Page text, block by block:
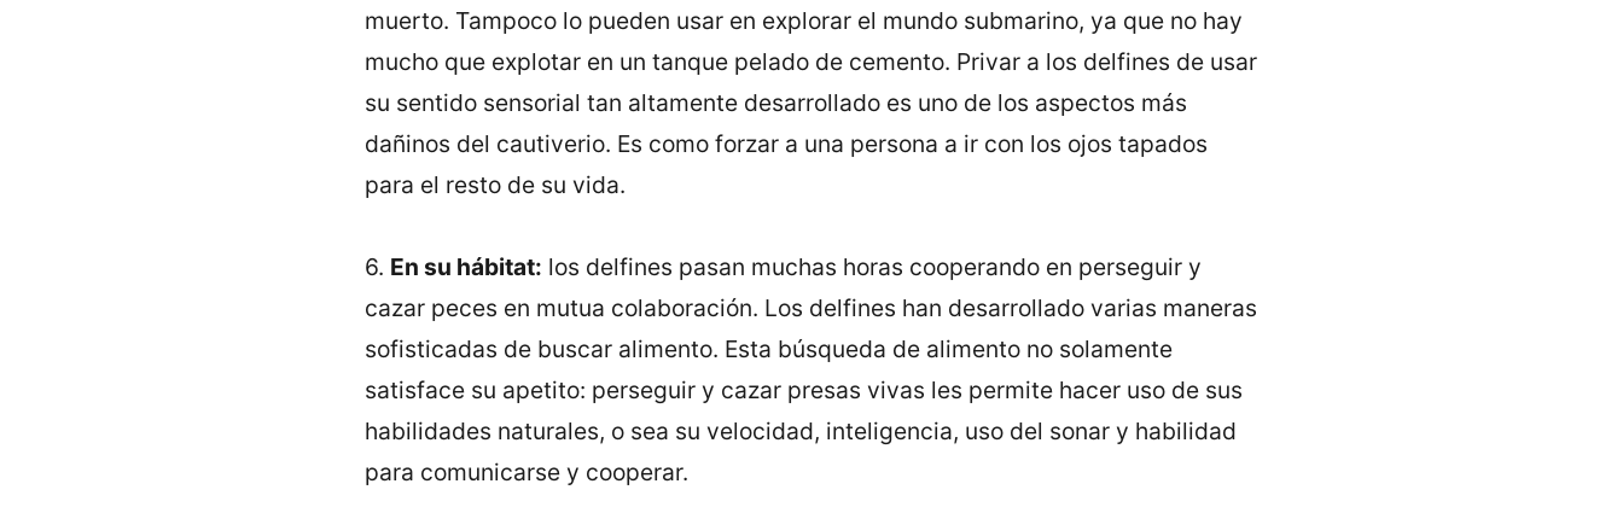
muerto. Tampoco lo pueden usar en explorar el mundo submarino, ya que no hay
mucho que explotar en un tanque pelado de cemento. Privar a los delfines de usar
su sentido sensorial tan altamente desarrollado es uno de los aspectos más
dañinos del cautiverio. Es como forzar a una persona a ir con los ojos tapados
para el resto de su vida.
6. En su hábitat: los delfines pasan muchas horas cooperando en perseguir y
cazar peces en mutua colaboración. Los delfines han desarrollado varias maneras
sofisticadas de buscar alimento. Esta búsqueda de alimento no solamente
satisface su apetito: perseguir y cazar presas vivas les permite hacer uso de sus
habilidades naturales, o sea su velocidad, inteligencia, uso del sonar y habilidad
para comunicarse y cooperar.